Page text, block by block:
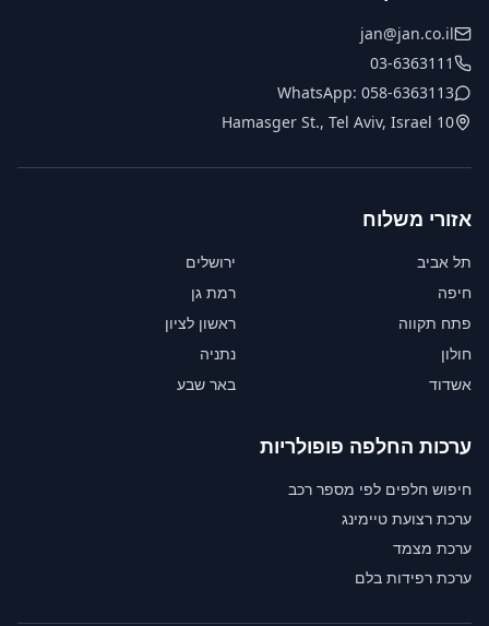
jan@jan.co.il
03-6363111
WhatsApp: 058-6363113
10 Hamasger St., Tel Aviv, Israel
אזורי משלוח
תל אביב
ירושלים
חיפה
רמת גן
פתח תקווה
ראשון לציון
חולון
נתניה
אשדוד
באר שבע
ערכות החלפה פופולריות
חיפוש חלפים לפי מספר רכב
ערכת רצועת טיימינג
ערכת מצמד
ערכת רפידות בלם